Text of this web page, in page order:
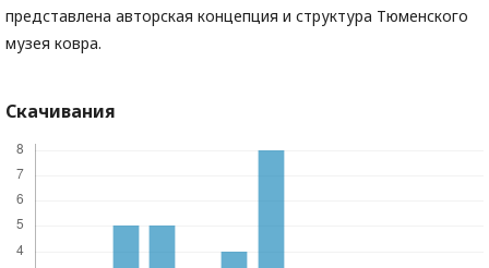
представлена авторская концепция и структура Тюменского
музея ковра.
Скачивания